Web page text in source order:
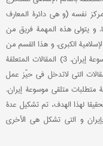
نفسه (و هي دائرة المعارف
و یتولی هذه المهمة فریق من
الکبری. و هذا القسم من
المقالات یشکل ما یقارب خُمس حجم کل مقالات موسوعة إیران. 3) المقالات المتعلقة
التي لاتدخل في حیّز عمل
متطلبات متلقي موسوعة إیران.
لهذا الهدف، تم تشکیل عدة
و التي تشکل هي الأخری